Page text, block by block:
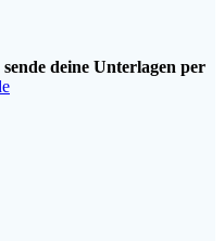
sende deine Unterlagen per